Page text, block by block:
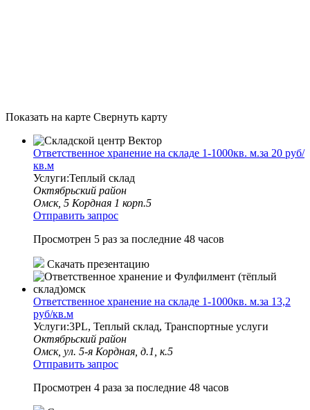
Показать на карте Свернуть карту
Ответственное хранение на складе 1-1000кв. м.за 20 руб/
кв.м
Услуги:Теплый склад
Октябрьский район
Омск, 5 Кордная 1 корп.5
Отправить запрос
Просмотрен 5 раз за последние 48 часов
Скачать презентацию
Ответственное хранение на складе 1-1000кв. м.за 13,2
руб/кв.м
Услуги:3PL, Теплый склад, Транспортные услуги
Октябрьский район
Омск, ул. 5-я Кордная, д.1, к.5
Отправить запрос
Просмотрен 4 раза за последние 48 часов